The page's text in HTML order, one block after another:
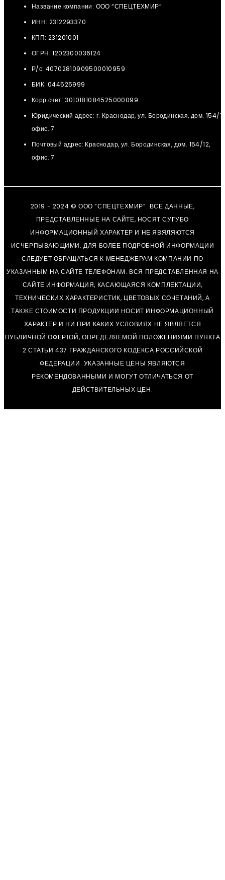
Название компании: ООО “СПЕЦТЕХМИР“
ИНН: 2312293370
КПП: 231201001
ОГРН: 1202300036124
Р/с: 40702810909500010959
БИК: 044525999
Корр.счет: 3010181084525000099
Юридический адрес: г. Краснодар, ул. Бородинская, дом. 154/
офис. 7
Почтовый адрес: Краснодар, ул. Бородинская, дом. 154/12,
офис. 7
2019 - 2024 © ООО “СПЕЦТЕХМИР”. ВСЕ ДАННЫЕ,
ПРЕДСТАВЛЕННЫЕ НА САЙТЕ, НОСЯТ СУГУБО
ИНФОРМАЦИОННЫЙ ХАРАКТЕР И НЕ ЯВЯЛЯЮТСЯ
ИСЧЕРПЫВАЮЩИМИ. ДЛЯ БОЛЕЕ ПОДРОБНОЙ ИНФОРМАЦИИ
СЛЕДУЕТ ОБРАЩАТЬСЯ К МЕНЕДЖЕРАМ КОМПАНИИ ПО
УКАЗАННЫМ НА САЙТЕ ТЕЛЕФОНАМ. ВСЯ ПРЕДСТАВЛЕННАЯ НА
САЙТЕ ИНФОРМАЦИЯ, КАСАЮЩАЯСЯ КОМПЛЕКТАЦИИ,
ТЕХНИЧЕСКИХ ХАРАКТЕРИСТИК, ЦВЕТОВЫХ СОЧЕТАНИЙ, А
ТАКЖЕ СТОИМОСТИ ПРОДУКЦИИ НОСИТ ИНФОРМАЦИОННЫЙ
ХАРАКТЕР И НИ ПРИ КАКИХ УСЛОВИЯХ НЕ ЯВЛЯЕТСЯ
ПУБЛИЧНОЙ ОФЕРТОЙ, ОПРЕДЕЛЯЕМОЙ ПОЛОЖЕНИЯМИ ПУНКТА
2 СТАТЬИ 437 ГРАЖДАНСКОГО КОДЕКСА РОССИЙСКОЙ
ФЕДЕРАЦИИ. УКАЗАННЫЕ ЦЕНЫ ЯВЛЯЮТСЯ
РЕКОМЕНДОВАННЫМИ И МОГУТ ОТЛИЧАТЬСЯ ОТ
ДЕЙСТВИТЕЛЬНЫХ ЦЕН.